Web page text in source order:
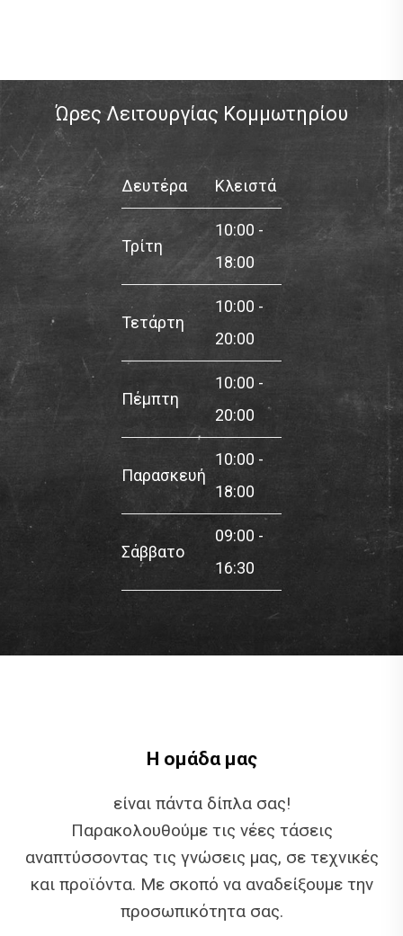
Ώρες Λειτουργίας Κομμωτηρίου
Δευτέρα Κλειστά
Τρίτη
10:00 -
18:00
Τετάρτη
10:00 -
20:00
Πέμπτη
10:00 -
20:00
Παρασκευή
10:00 -
18:00
Σάββατο
09:00 -
16:30
Η ομάδα μας
είναι πάντα δίπλα σας!
Παρακολουθούμε τις νέες τάσεις
αναπτύσσοντας τις γνώσεις μας, σε τεχνικές
και προϊόντα. Με σκοπό να αναδείξουμε την
προσωπικότητα σας.